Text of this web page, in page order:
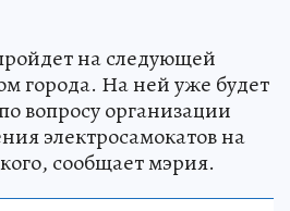
на следующей
города. На ней уже будет
вопросу организации
электросамокатов на
сообщает мэрия.